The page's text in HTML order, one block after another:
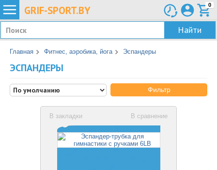
GRIF-SPORT.BY 0
Найти
Главная Фитнес, аэробика, йога Эспандеры
ЭСПАНДЕРЫ
Фильтр
В сравнение
В закладки